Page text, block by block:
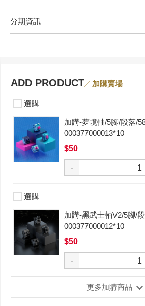
分期資訊
ADD PRODUCT 加購賣場
選購
加購-夢境軸/5腳/段落/
000377000013*10
$50
-
選購
加購-黑武士軸V2/5腳/
000377000012*10
$50
-
更多加購商品